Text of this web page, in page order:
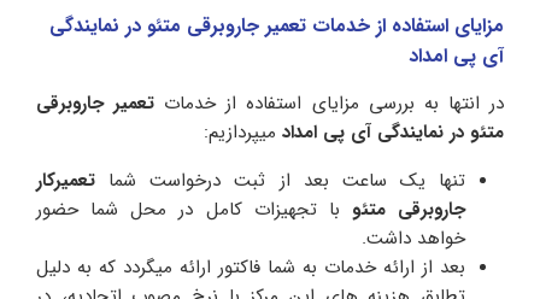
مزایای استفاده از خدمات تعمیر جاروبرقی متئو در نمایندگی
آی پی امداد
در انتها به بررسی مزایای استفاده از خدمات تعمیر جاروبرقی
متئو در نمایندگی آی پی امداد میپردازیم:
تنها یک ساعت بعد از ثبت درخواست شما تعمیرکار
جاروبرقی متئو با تجهیزات کامل در محل شما حضور
خواهد داشت.
بعد از ارائه خدمات به شما فاکتور ارائه میگردد که به دلیل